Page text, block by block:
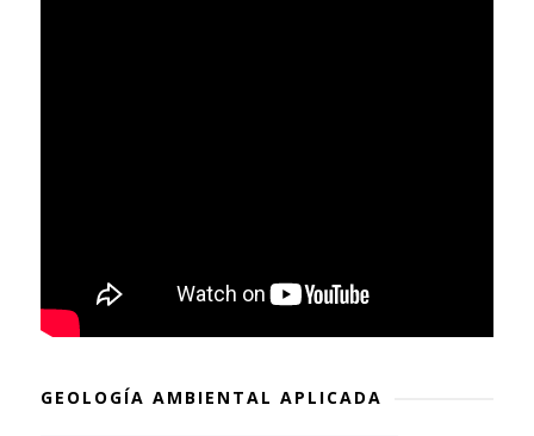
GEOLOGÍA AMBIENTAL APLICADA